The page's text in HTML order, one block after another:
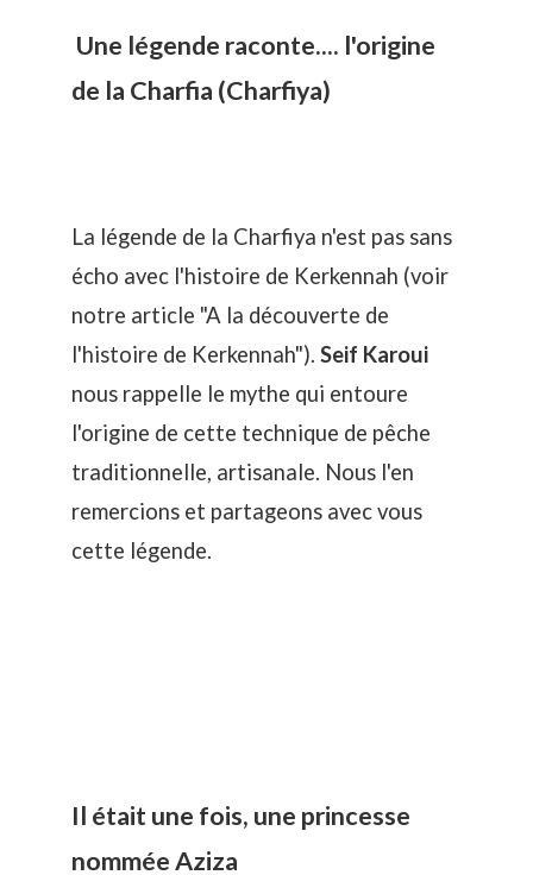
Une légende raconte.... l'origine
de la Charfia (Charfiya)
La légende de la Charfiya n'est pas sans
écho avec l'histoire de Kerkennah (voir
notre article "A la découverte de
l'histoire de Kerkennah"). Seif Karoui
nous rappelle le mythe qui entoure
l'origine de cette technique de pêche
traditionnelle, artisanale. Nous l'en
remercions et partageons avec vous
cette légende.
Il était une fois, une princesse
nommée Aziza